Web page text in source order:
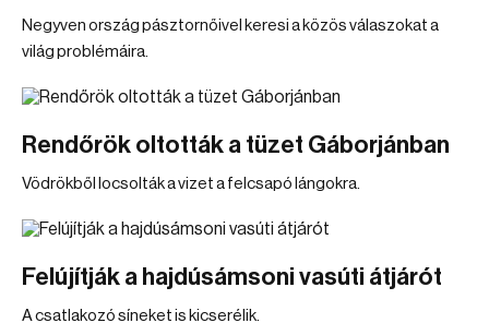
Negyven ország pásztornőivel keresi a közös válaszokat a
világ problémáira.
Rendőrök oltották a tüzet Gáborjánban
Vödrökből locsolták a vizet a felcsapó lángokra.
Felújítják a hajdúsámsoni vasúti átjárót
A csatlakozó síneket is kicserélik.